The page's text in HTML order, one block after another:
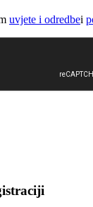
uvjete i odredbei